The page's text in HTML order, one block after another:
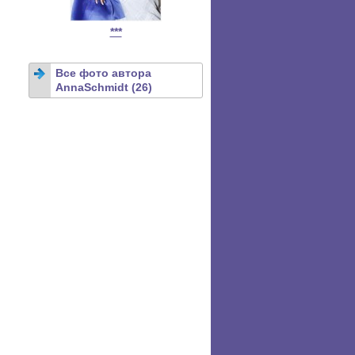
***
Все фото автора
AnnaSchmidt (26)